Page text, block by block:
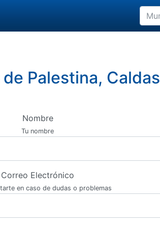
Palestina, Caldas
Nombre
Tu nombre
Correo Electrónico
en caso de dudas o problemas